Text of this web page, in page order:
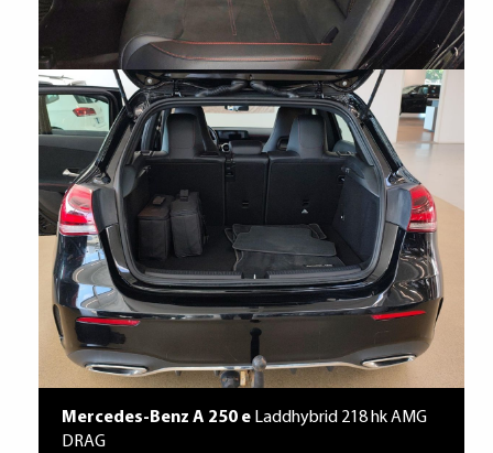
Mercedes-Benz A 250 e Laddhybrid 218 hk AMG
DRAG